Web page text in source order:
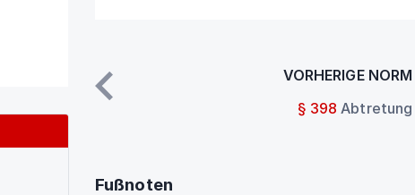
VORHERIGE NORM
§ 398 Abtretung
Fußnoten